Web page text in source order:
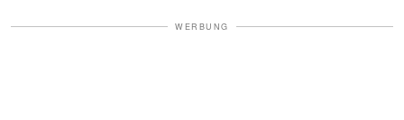
WERBUNG